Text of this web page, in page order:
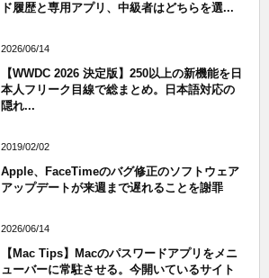
ド履歴と専用アプリ、中級者はどちらを選...
2026/06/14
【WWDC 2026 決定版】250以上の新機能を日
本人フリーク目線で総まとめ。日本語対応の
隠れ...
2019/02/02
Apple、FaceTimeのバグ修正のソフトウェア
アップデートが来週まで遅れることを謝罪
2026/06/14
【Mac Tips】Macのパスワードアプリをメニ
ューバーに常駐させる。今開いているサイト